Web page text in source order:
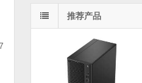
推荐产品